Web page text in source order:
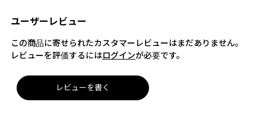
ユーザーレビュー
この商品に寄せられたカスタマーレビューはまだありません。
レビューを評価するにはログインが必要です。
レビューを書く